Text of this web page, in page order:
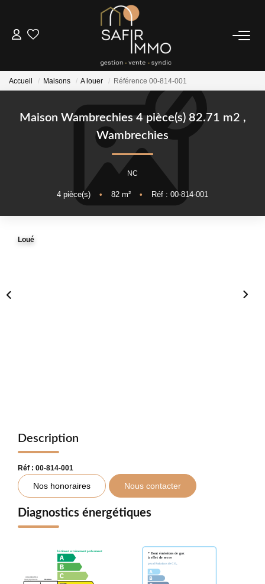
ACHETER
LOUER
SYNDIC
Notre Syndic
Extranet
Accueil Maisons A louer Référence 00-814-001
Maison Wambrechies 4 pièce(s) 82.71 m2 ,
Wambrechies
NC
4 pièce(s) • 82 m² • Réf : 00-814-001
Loué
Description
Réf : 00-814-001
Nos honoraires Nous contacter
Diagnostics énergétiques